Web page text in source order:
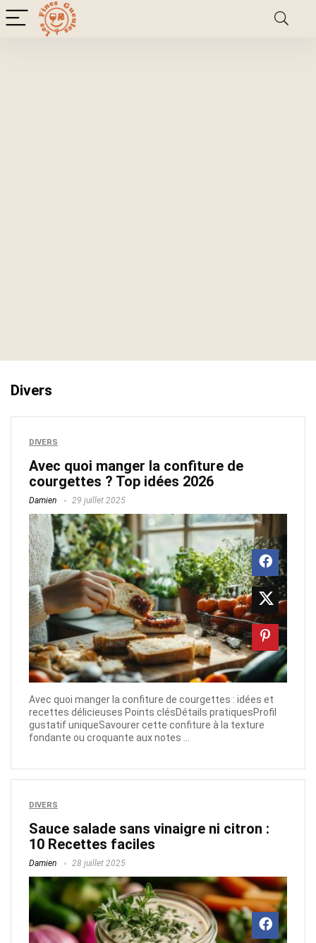
Divers
DIVERS
Avec quoi manger la confiture de
courgettes ? Top idées 2026
Damien 29 juillet 2025
Avec quoi manger la confiture de courgettes : idées et
recettes délicieuses Points clésDétails pratiquesProfil
gustatif uniqueSavourer cette confiture à la texture
fondante ou croquante aux notes ...
DIVERS
Sauce salade sans vinaigre ni citron :
10 Recettes faciles
Damien 28 juillet 2025